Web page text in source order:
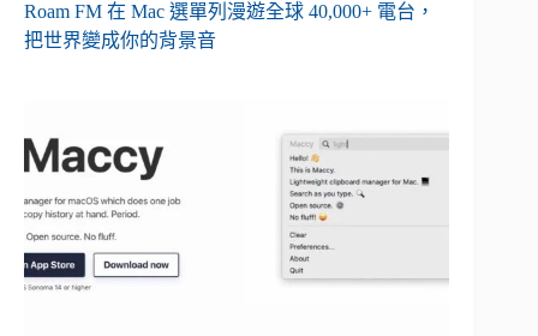
Roam FM 在 Mac 選單列漫遊全球 40,000+ 電台，
把世界變成你的背景音